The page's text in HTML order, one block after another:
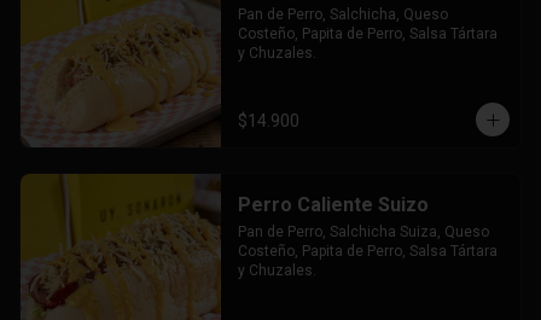
Pan de Perro, Salchicha, Queso
Costeño, Papita de Perro, Salsa Tártara
y Chuzales.
$14.900
Perro Caliente Suizo
Pan de Perro, Salchicha Suiza, Queso
Costeño, Papita de Perro, Salsa Tártara
y Chuzales.